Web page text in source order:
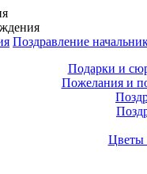
Поздравление
Подарки и
Пожелания и
Цветы